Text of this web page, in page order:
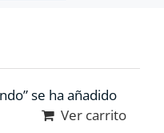
se ha añadido
Ver carrito